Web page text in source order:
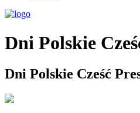
Dni Polskie
Dni Polskie Cześć